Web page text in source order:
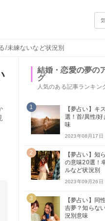
/未練ないなど状況別
結婚・恋愛の夢の
グ
人気のある記事ランキン
1
【夢占い】キ
選！首/異性/
味
2023年08月17日
2
【夢占い】知
の意味20選！
ルなど状況別
2023年09月26日
3
【夢占い】同
吉夢？知らな
況別意味